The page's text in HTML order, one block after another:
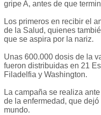
gripe A, antes de que
Los primeros en recibir el
de la Salud, quienes
que se aspira por la nariz.
Unas 600.000 dosis de la
fueron distribuidas en 21
Filadelfia y Washington.
La campaña se realiza
de la enfermedad, que
mundo.